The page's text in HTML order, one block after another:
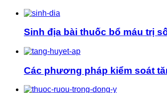
Sinh địa bài thuốc bổ máu trị
Các phương pháp kiểm soát